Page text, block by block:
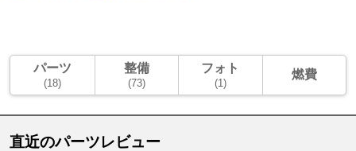
パーツ
(18)
整備
(73)
フォト
(1)
燃費
直近のパーツレビュー